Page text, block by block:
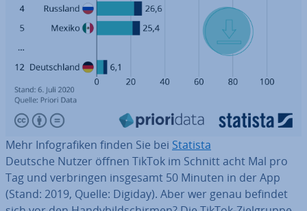
Mehr In­fo­gra­fi­ken finden Sie bei Statista
Deutsche Nutzer öffnen TikTok im Schnitt acht Mal pro
Tag und ver­brin­gen insgesamt 50 Minuten in der App
(Stand: 2019, Quelle: Digiday). Aber wer genau befindet